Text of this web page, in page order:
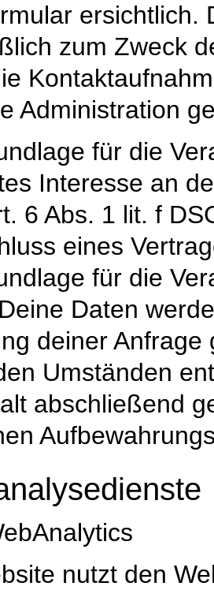
ersichtlich.
zum Zweck
Administration
für die
Interesse an
6 Abs. 1 lit. f
eines
für die
Daten
deiner
Umständen
abschließend
nutzt den